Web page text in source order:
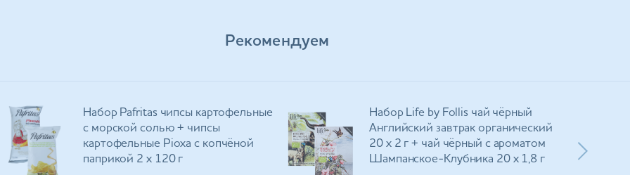
Рекомендуем
Набор Pafritas чипсы картофельные
с морской солью + чипсы
картофельные Ріоха с копчёной
паприкой 2 х 120 г
Набор Life by Follis чай чёрный
Английский завтрак органический
20 х 2 г + чай чёрный с ароматом
Шампанское-Клубника 20 х 1,8 г